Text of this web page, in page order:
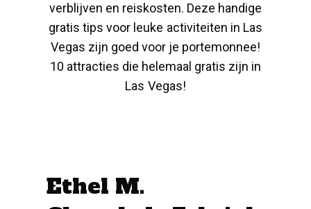
verblijven en reiskosten. Deze handige
gratis tips voor leuke activiteiten in Las
Vegas zijn goed voor je portemonnee!
10 attracties die helemaal gratis zijn in
Las Vegas!
Ethel M.